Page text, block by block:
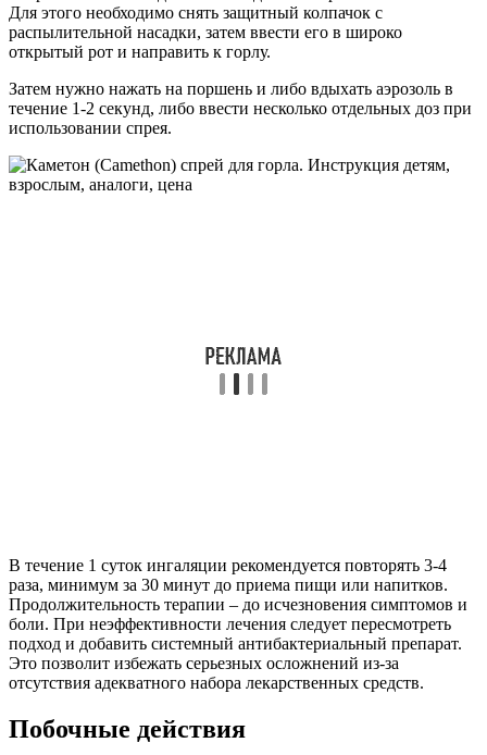
Для этого необходимо снять защитный колпачок с
распылительной насадки, затем ввести его в широко
открытый рот и направить к горлу.
Затем нужно нажать на поршень и либо вдыхать аэрозоль в
течение 1-2 секунд, либо ввести несколько отдельных доз при
использовании спрея.
В течение 1 суток ингаляции рекомендуется повторять 3-4
раза, минимум за 30 минут до приема пищи или напитков.
Продолжительность терапии – до исчезновения симптомов и
боли. При неэффективности лечения следует пересмотреть
подход и добавить системный антибактериальный препарат.
Это позволит избежать серьезных осложнений из-за
отсутствия адекватного набора лекарственных средств.
Побочные действия